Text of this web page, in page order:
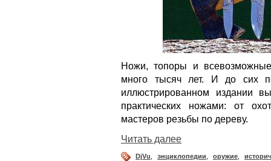
Ножи, топоры и
много тысяч лет. И до сих
иллюстрированном издании
практических ножами: от
мастеров резьбы по дереву.
Читать далее
DjVu энциклопедии оружие